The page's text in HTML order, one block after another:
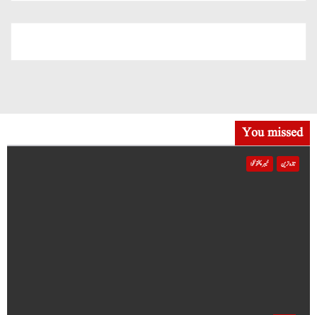
You missed
تازہ ترین خیبر پختونخوا